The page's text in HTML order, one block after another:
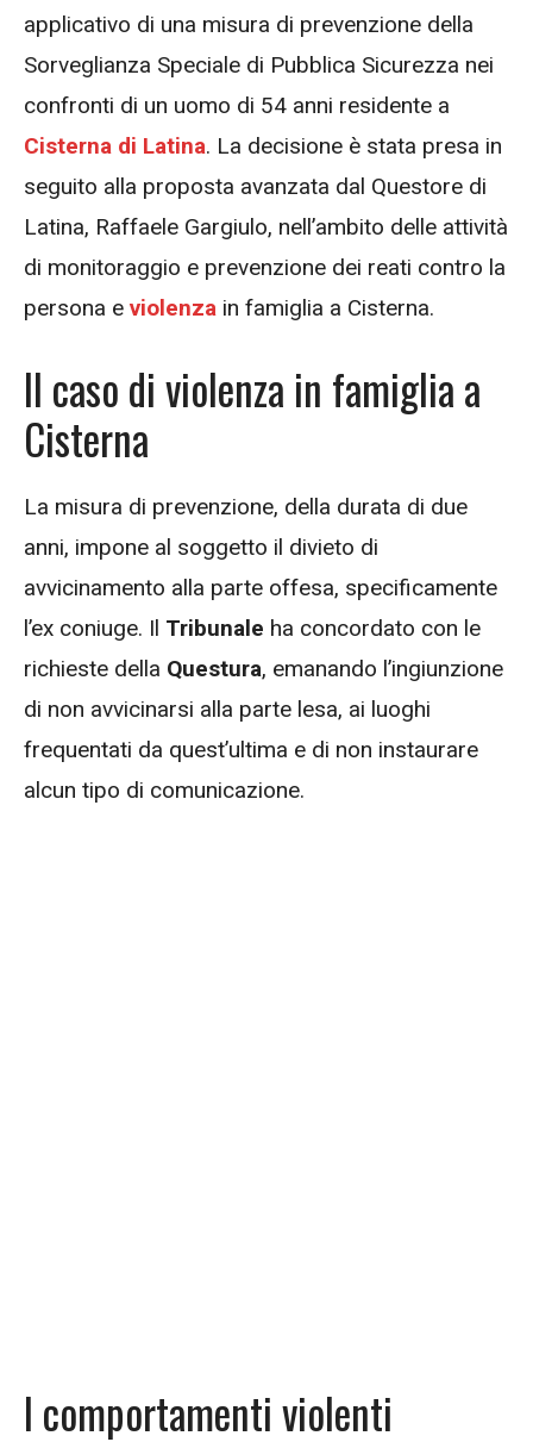
applicativo di una misura di prevenzione della
Sorveglianza Speciale di Pubblica Sicurezza nei
confronti di un uomo di 54 anni residente a
Cisterna di Latina. La decisione è stata presa in
seguito alla proposta avanzata dal Questore di
Latina, Raffaele Gargiulo, nell’ambito delle attività
di monitoraggio e prevenzione dei reati contro la
persona e violenza in famiglia a Cisterna.
Il caso di violenza in famiglia a
Cisterna
La misura di prevenzione, della durata di due
anni, impone al soggetto il divieto di
avvicinamento alla parte offesa, specificamente
l’ex coniuge. Il Tribunale ha concordato con le
richieste della Questura, emanando l’ingiunzione
di non avvicinarsi alla parte lesa, ai luoghi
frequentati da quest’ultima e di non instaurare
alcun tipo di comunicazione.
I comportamenti violenti